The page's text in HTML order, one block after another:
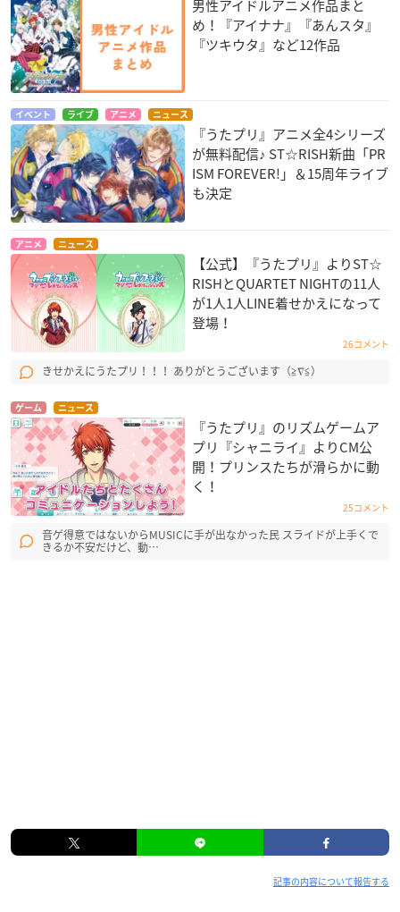
男性アイドルアニメ作品まと
め！『アイナナ』『あんスタ』
『ツキウタ』など12作品
イベント ライブ アニメ ニュース
『うたプリ』アニメ全4シリーズ
が無料配信♪ ST☆RISH新曲「PR
ISM FOREVER!」＆15周年ライブ
も決定
アニメ ニュース
【公式】『うたプリ』よりST☆
RISHとQUARTET NIGHTの11人
が1人1人LINE着せかえになって
登場！
26コメント
きせかえにうたプリ！！！ ありがとうございます（≧∇≦）
ゲーム ニュース
『うたプリ』のリズムゲームア
プリ『シャニライ』よりCM公
開！プリンスたちが滑らかに動
く！
25コメント
音ゲ得意ではないからMUSICに手が出なかった民 スライドが上手くで
きるか不安だけど、動…
記事の内容について報告する